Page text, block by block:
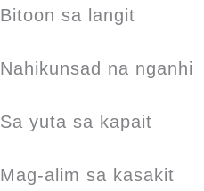
Bitoon sa langit
Nahikunsad na nganhi
Sa yuta sa kapait
Mag-alim sa kasakit